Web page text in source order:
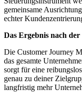
gemeinsame
echter
Das Ergebnis nach der
Die Customer Journey
das gesamte
sorgt für eine
genau zu deiner
langfristig mehr